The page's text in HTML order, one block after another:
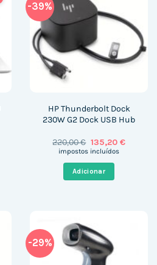
-39%
HP Thunderbolt Dock
230W G2 Dock USB Hub
220,00€ O
preço
220,00 €.
135,20 €O
impostos incluídos
Adicionar
-29%